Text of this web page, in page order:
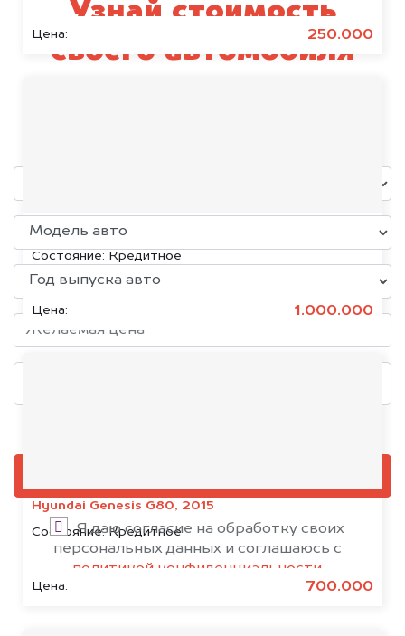
Цена: 250.000
KIA K5, 2020
Состояние: Кредитное
Цена: 1.000.000
Hyundai Genesis G80, 2015
Состояние:Кредитное
Цена: 700.000
Узнай стоимость
своего автомобиля
Я даю согласие на обработку своих
персональных данных и соглашаюсь с
политикой конфиденциальности